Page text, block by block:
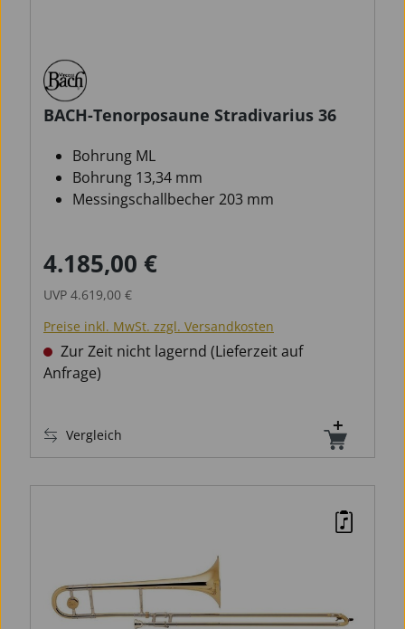
BACH-Tenorposaune Stradivarius 36
Bohrung ML
Bohrung 13,34 mm
Messingschallbecher 203 mm
Verkaufspreis:
4.185,00 €
UVP 4.619,00 €
Preise inkl. MwSt. zzgl. Versandkosten
Zur Zeit nicht lagernd (Lieferzeit auf
Anfrage)
Vergleich